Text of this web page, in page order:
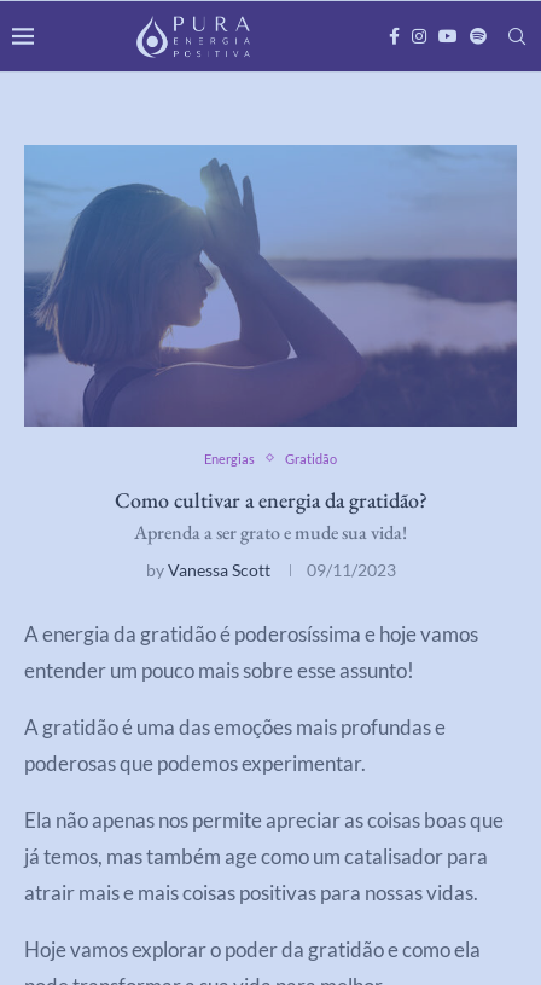
Energias Gratidão
Como cultivar a energia da gratidão?
Aprenda a ser grato e mude sua vida!
byVanessa Scott 09/11/2023
A energia da gratidão é poderosíssima e hoje vamos
entender um pouco mais sobre esse assunto!
A gratidão é uma das emoções mais profundas e
poderosas que podemos experimentar.
Ela não apenas nos permite apreciar as coisas boas que
já temos, mas também age como um catalisador para
atrair mais e mais coisas positivas para nossas vidas.
Hoje vamos explorar o poder da gratidão e como ela